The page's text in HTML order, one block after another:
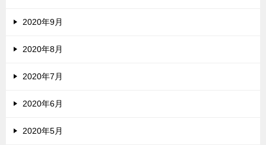
2020年9月
2020年8月
2020年7月
2020年6月
2020年5月